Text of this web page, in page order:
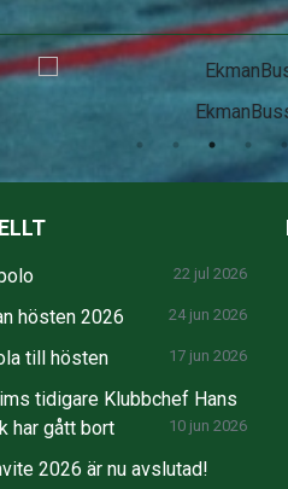
SEB
22 jul 2026
hösten 2026 24 jun 2026
till hösten 17 jun 2026
tidigare Klubbchef Hans
har gått bort
10 jun 2026
2026 är nu avslutad!